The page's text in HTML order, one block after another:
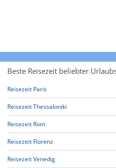
Beste Reisezeit beliebter
Reisezeit Paris
Reisezeit Thessaloniki
Reisezeit Rom
Reisezeit Florenz
Reisezeit Venedig